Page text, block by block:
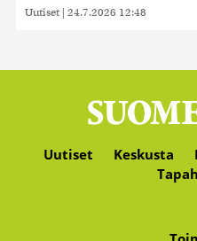
Uutiset | 24.7.2026 12:48
Uutiset Keskusta